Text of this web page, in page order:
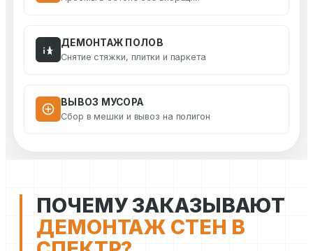
ДЕМОНТАЖ ПОЛОВ
Снятие стяжки, плитки и паркета
ВЫВОЗ МУСОРА
Сбор в мешки и вывоз на полигон
ПОЧЕМУ ЗАКАЗЫВАЮТ
ДЕМОНТАЖ СТЕН В